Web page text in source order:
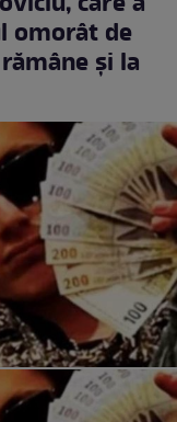
omorât de
și la